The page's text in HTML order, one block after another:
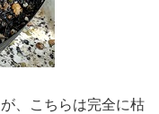
、こちらは完全に枯